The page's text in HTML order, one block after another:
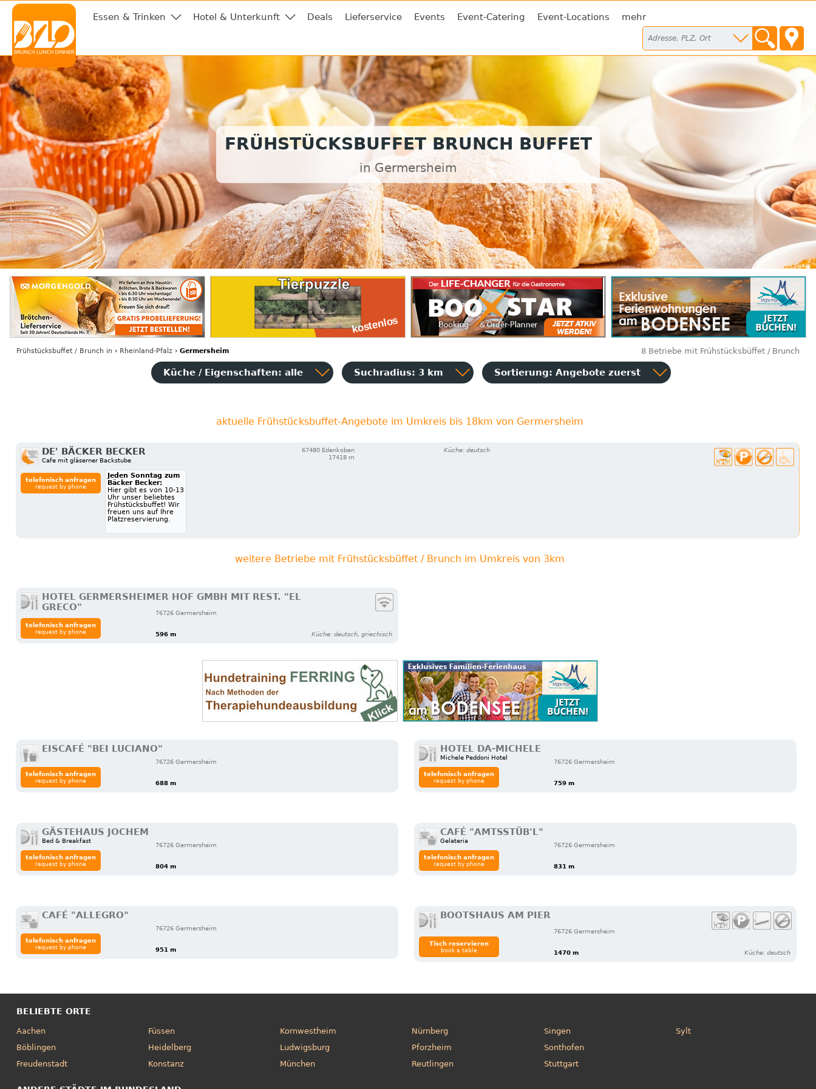
Essen & Trinken Hotel & Unterkunft Deals Lieferservice Events Event-Catering Event-Locations mehr
FRÜHSTÜCKSBUFFET BRUNCH BUFFET
in Germersheim
Frühstücksbuffet / Brunch in › Rheinland-Pfalz› Germersheim 8 Betriebe mit Frühstücksbüffet / Brunch
Küche / Eigenschaften: alle Suchradius: 3 km Sortierung: Angebote zuerst
aktuelle Frühstücksbuffet-Angebote im Umkreis bis 18km von Germersheim
DE' BÄCKER BECKER
Cafe mit gläserner Backstube
67480 Edenkoben
17418 m
Küche: deutsch
telefonisch anfragen
request by phone
Jeden Sonntag zum
Bäcker Becker:
Hier gibt es von 10-13
Uhr unser beliebtes
Frühstücksbuffet! Wir
freuen uns auf Ihre
Platzreservierung.
weitere Betriebe mit Frühstücksbüffet / Brunch im Umkreis von 3km
HOTEL GERMERSHEIMER HOF GMBH MIT REST. "EL
GRECO"
76726 Germersheim
596 m Küche: deutsch, griechisch
telefonisch anfragen
request by phone
EISCAFÉ "BEI LUCIANO"
76726 Germersheim
688 m
telefonisch anfragen
request by phone
HOTEL DA-MICHELE
Michele Peddoni Hotel
76726 Germersheim
759 m
telefonisch anfragen
request by phone
GÄSTEHAUS JOCHEM
Bed & Breakfast
76726 Germersheim
804 m
telefonisch anfragen
request by phone
CAFÉ "AMTSSTÜB'L"
Gelateria
76726 Germersheim
831 m
telefonisch anfragen
request by phone
CAFÉ "ALLEGRO"
76726 Germersheim
951 m
telefonisch anfragen
request by phone
BOOTSHAUS AM PIER
76726 Germersheim
1470 m Küche: deutsch
Tisch reservieren
book a table
BELIEBTE ORTE
Aachen
Böblingen
Freudenstadt
Füssen
Heidelberg
Konstanz
Kornwestheim
Ludwigsburg
München
Nürnberg
Pforzheim
Reutlingen
Singen
Sonthofen
Stuttgart
Sylt